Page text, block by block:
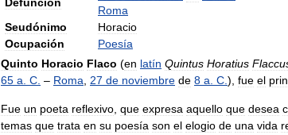
Roma
Seudónimo
Horacio
Ocupación
Poesía
Quinto Horacio Flaco (en latín Quintus Horatius
65 a C – Roma 27 de noviembre de 8 a C ), fue el
Fue un poeta reflexivo que expresa aquello que desea
temas que trata en su poesía son el elogio de una vida